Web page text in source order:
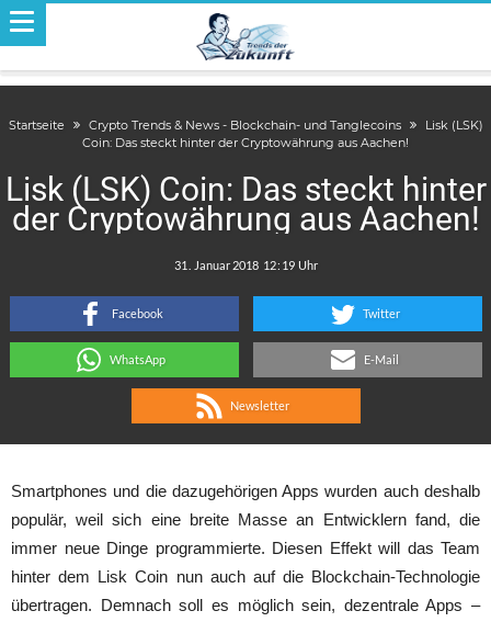
Startseite Crypto Trends & News - Blockchain- und Tanglecoins
Lisk (LSK)
Coin: Das steckt hinter der Cryptowährung aus Aachen!
Lisk (LSK) Coin: Das steckt hinter
der Cryptowährung aus Aachen!
:
Facebook Twitter
WhatsApp E-Mail
Newsletter
Smartphones und die dazugehörigen Apps wurden auch deshalb
populär, weil sich eine breite Masse an Entwicklern fand, die
immer neue Dinge programmierte. Diesen Effekt will das Team
hinter dem Lisk Coin nun auch auf die Blockchain-Technologie
übertragen. Demnach soll es möglich sein, dezentrale Apps –